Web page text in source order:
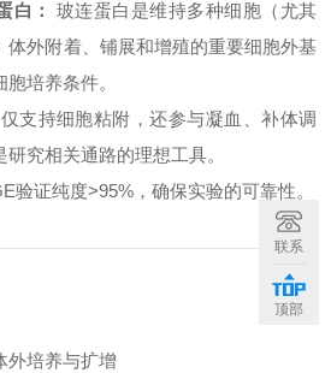
白：
玻连蛋白是维持多种细胞（尤其
体外附着、铺展和增殖的重要细胞外基
培养条件。
支持细胞粘附，还参与凝血、补体调
究相关通路的理想工具。
验证纯度>95%，确保实验的可靠性。
外培养与扩增
联系
顶部